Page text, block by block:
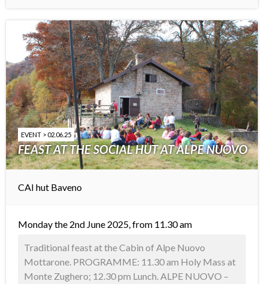
EVENT > 02.06.25
FEAST AT THE SOCIAL HUT AT ALPE NUOVO
CAI hut Baveno
Monday the 2nd June 2025, from 11.30 am
Traditional feast at the Cabin of Alpe Nuovo
Mottarone. PROGRAMME: 11.30 am Holy Mass at
Monte Zughero; 12.30 pm Lunch. ALPE NUOVO –